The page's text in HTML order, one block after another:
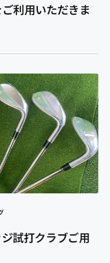
利用いただきま
試打クラブご用